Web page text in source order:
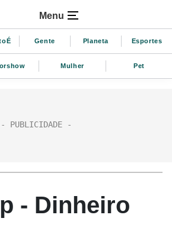
Menu
Gente Planeta Esportes
Mulher Pet
- Dinheiro